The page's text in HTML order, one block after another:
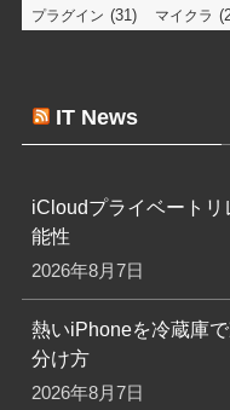
プラグイン (31) マイクラ
IT News
iCloudプライベート
能性
2026年8月7日
熱いiPhoneを冷蔵庫
分け方
2026年8月7日